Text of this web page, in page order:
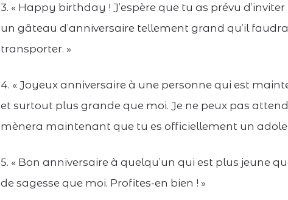
3. « Happy birthday ! J’espère que tu as prévu
un gâteau d’anniversaire tellement grand qu’il
transporter. »
4. « Joyeux anniversaire à une personne qui est
et surtout plus grande que moi. Je ne peux pas
mènera maintenant que tu es officiellement un
5. « Bon anniversaire à quelqu’un qui est plus jeune
de sagesse que moi. Profites-en bien ! »